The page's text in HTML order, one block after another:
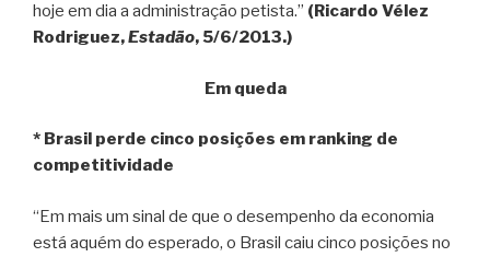
hoje em dia a administração petista.” (Ricardo Vélez
Rodriguez,Estadão, 5/6/2013.)
Em queda
* Brasil perde cinco posições em ranking de
competitividade
“Em mais um sinal de que o desempenho da economia
está aquém do esperado, o Brasil caiu cinco posições no